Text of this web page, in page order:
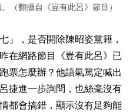
（翻攝自《豈有此呂》節目）
」，是否開除陳昭姿黨籍，
在網路節目《豈有此呂》已
票怎麼辦？他語氣篤定喊出
捷進一步詢問，也絲毫沒有
都會搞錯，顯示沒有足夠能